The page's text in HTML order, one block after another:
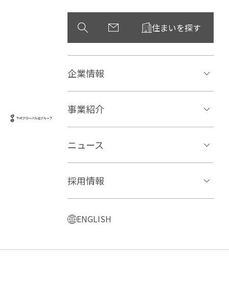
住まいを探す
企業情報
事業紹介
ニュース
採用情報
ENGLISH